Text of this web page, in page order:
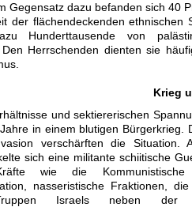
Gegensatz dazu befanden sich 40
der flächendeckenden ethnischen
Hunderttausende von
Den Herrschenden dienten sie
Krieg
und sektiererischen
in einem blutigen Bürgerkrieg.
verschärften die Situation.
sich eine militante schiitische
wie die
nasseristische Fraktionen,
Israels neben der